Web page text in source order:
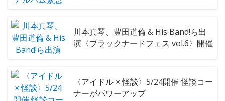
川本真琴、豊田道倫 & His Band!ら出
演〈ブラックナードフェス vol.6〉開催
〈アイドル × 怪談〉5/24開催 怪談コー
ナーがパワーアップ